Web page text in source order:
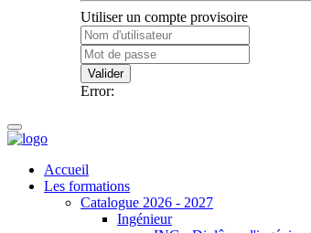
Utiliser un compte provisoire
Valider
Error:
Accueil
Les formations
Catalogue 2026 - 2027
Ingénieur